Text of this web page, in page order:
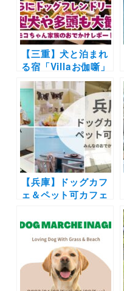
【三重】犬と泊まれ
る宿「Villaお伽噺」
がさらにドッグフレ
ンドリーに！大型犬
や多頭もウェルカム
| 実際のレポート付
き
【兵庫】ドッグカフ
ェ＆ペット可カフェ
けレポ付き）｜神
戸・芦屋・姫路など
エリア別にまとめま
した！